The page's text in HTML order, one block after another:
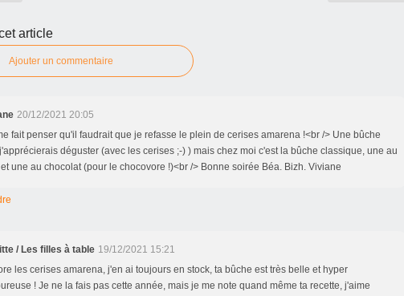
article
Ajouter un commentaire
20/12/2021 20:05
fait penser qu'il faudrait que je refasse le plein de cerises amarena !<br /> Une bûche
déguster (avec les cerises ;-) ) mais chez moi c'est la bûche classique, une au
une au chocolat (pour le chocovore !)<br /> Bonne soirée Béa. Bizh. Viviane
/ Les filles à table 19/12/2021 15:21
les cerises amarena, j'en ai toujours en stock, ta bûche est très belle et hyper
! Je ne la fais pas cette année, mais je me note quand même ta recette, j'aime